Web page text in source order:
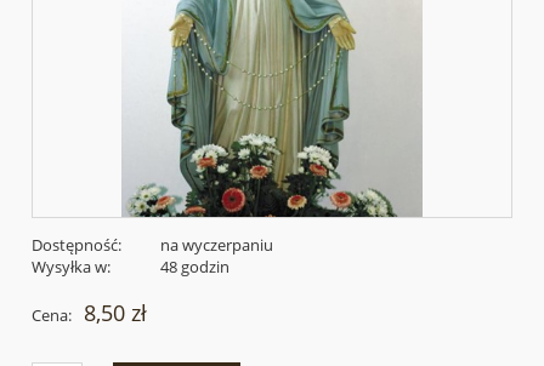
Dostępność:
na wyczerpaniu
Wysyłka w:
48 godzin
Cena: 8,50 zł